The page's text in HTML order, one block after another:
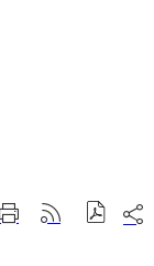
ImprimerGénérer
sur